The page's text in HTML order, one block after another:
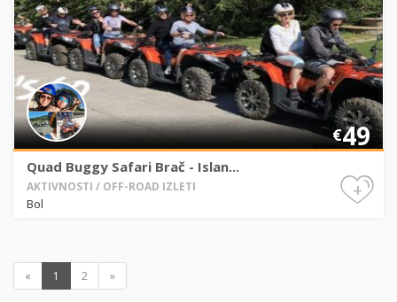
€49
Quad Buggy Safari Brač - Islan...
AKTIVNOSTI / OFF-ROAD IZLETI
Bol
+
« 1 2 »